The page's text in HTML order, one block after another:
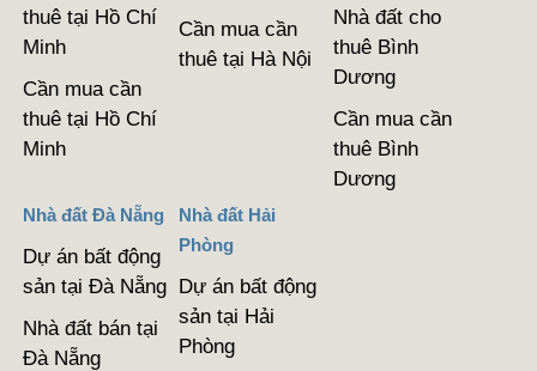
thuê tại Hồ Chí
Minh
Cần mua cần
thuê tại Hồ Chí
Minh
Cần mua cần
thuê tại Hà Nội
Nhà đất cho
thuê Bình
Dương
Cần mua cần
thuê Bình
Dương
Nhà đất Đà Nẵng
Dự án bất động
sản tại Đà Nẵng
Nhà đất bán tại
Đà Nẵng
Nhà đất Hải
Phòng
Dự án bất động
sản tại Hải
Phòng